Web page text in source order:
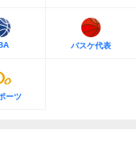
バスケ代表
ーツ